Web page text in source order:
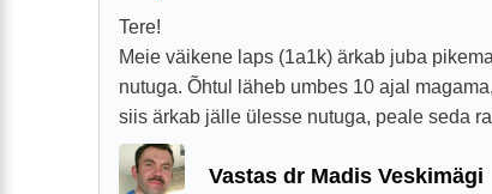
Tere!
Meie väikene laps (1a1k) ärkab juba
nutuga. Õhtul läheb umbes 10 ajal
siis ärkab jälle ülesse nutuga, peale seda
Vastas dr Madis Veskimägi